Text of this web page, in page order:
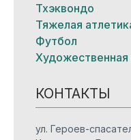
Тхэквондо
Тяжелая
Футбол
Художественная
КОНТАКТЫ
ул. Героев-